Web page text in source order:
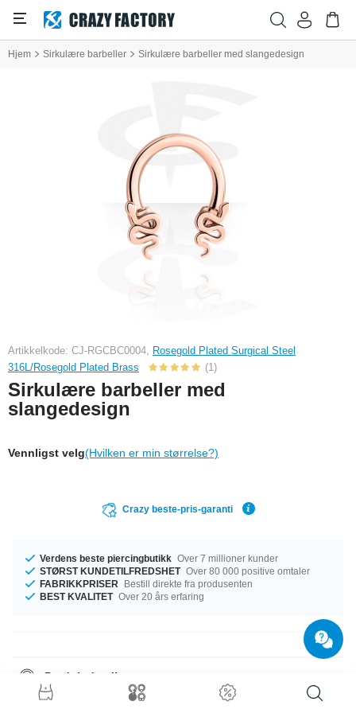
Hjem Sirkulære barbeller Sirkulære barbeller med slangedesign
Artikkelkode: CJ-RGCBC0004, Rosegold Plated Surgical Steel
316L/Rosegold Plated Brass
(1)
Sirkulære barbeller med
slangedesign
Vennligst velg(Hvilken er min størrelse?)
Crazy beste-pris-garanti
Verdens beste piercingbutikk Over 7 millioner kunder
STØRST KUNDETILFREDSHET Over 80 000 positive omtaler
FABRIKKPRISER
Bestill direkte fra produsenten
BEST KVALITET Over 20 års erfaring
Produktdetaljer
Den perfekte følgesvenn i enhver anledning … tilgjengelig med mål på